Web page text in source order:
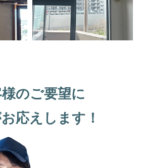
のご要望に
応えします！